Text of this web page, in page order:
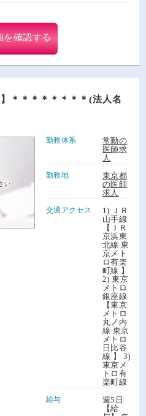
を確認する
＊＊＊＊＊＊＊＊(法人名
勤務体系
常勤の
医師求
人
勤務地
東京都
の医師
求人
交通アクセス
1) ＪＲ
山手線
【ＪＲ
京浜東
北線 東
京メト
ロ有楽
町線 】
2) 東京
メトロ
銀座線
【東京
メトロ
丸ノ内
線 東京
メトロ
日比谷
線 】 3)
東京メ
トロ有
楽町線
給与
週5日
【給